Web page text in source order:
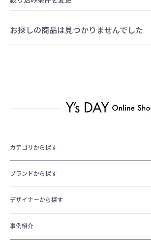
お探しの商品は見つかりませんでした
カテゴリから探す
ブランドから探す
デザイナーから探す
事例紹介